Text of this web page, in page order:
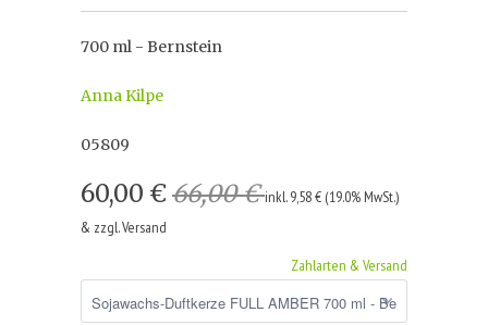
700 ml - Bernstein
Anna Kilpe
05809
60,00 € 66,00 €inkl. 9,58 € (19.0% MwSt.)
& zzgl. Versand
Zahlarten & Versand